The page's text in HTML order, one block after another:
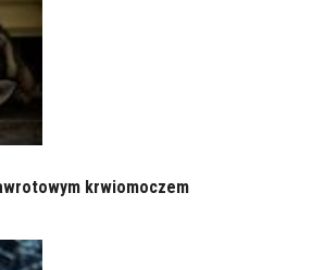
krwiomoczem